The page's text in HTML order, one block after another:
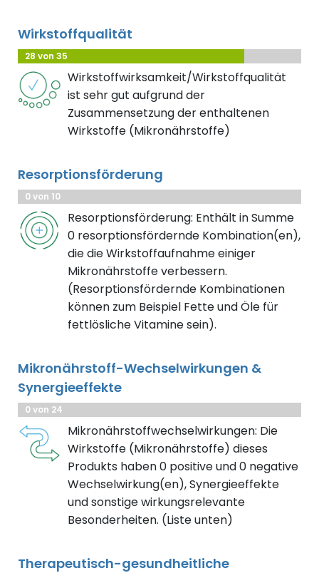
Wirkstoffqualität
28 von 35
Wirkstoffwirksamkeit/Wirkstoffqualität
ist sehr gut aufgrund der
Zusammensetzung der enthaltenen
Wirkstoffe (Mikronährstoffe)
Resorptionsförderung
0 von 10
Resorptionsförderung: Enthält in Summe
0 resorptionsfördernde Kombination(en),
die die Wirkstoffaufnahme einiger
Mikronährstoffe verbessern.
(Resorptionsfördernde Kombinationen
können zum Beispiel Fette und Öle für
fettlösliche Vitamine sein).
Mikronährstoff-Wechselwirkungen &
Synergieeffekte
0 von 24
Mikronährstoffwechselwirkungen: Die
Wirkstoffe (Mikronährstoffe) dieses
Produkts haben 0 positive und 0 negative
Wechselwirkung(en), Synergieeffekte
und sonstige wirkungsrelevante
Besonderheiten. (Liste unten)
Therapeutisch-gesundheitliche